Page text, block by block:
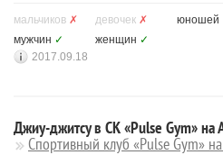
мальчиков ✗ девочек ✗ юношей
мужчин ✓ женщин ✓
2017.09.18
Джиу-джитсу в СК «Pulse Gym» на
Спортивный клуб «Pulse Gym»